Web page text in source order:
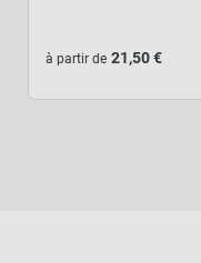
à partir de 21,50 €